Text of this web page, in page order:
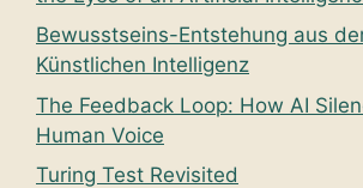
Bewusstseins-Entstehung aus
Künstlichen Intelligenz
The Feedback Loop: How AI
Human Voice
Turing Test Revisited